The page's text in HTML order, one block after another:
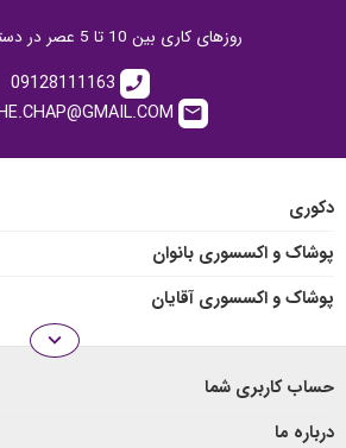
روزهای کاری بین 10 تا 5 عصر در دسترس هستیم.
call
09128111163
email
دکوری
پوشاک و اکسسوری بانوان
پوشاک و اکسسوری آقایان
انواع رو میزی
لیوان و ماگ
expand_more
حساب کاربری شما
درباره ما